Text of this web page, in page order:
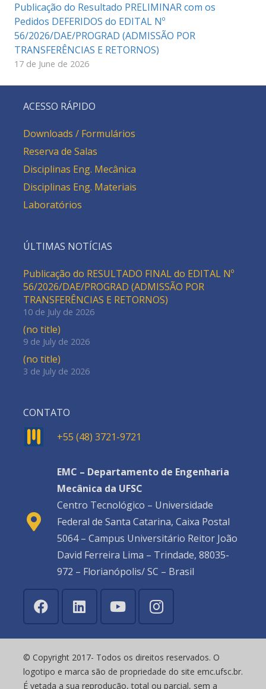
Publicação do Resultado PRELIMINAR com os
Pedidos DEFERIDOS do EDITAL Nº
56/2026/DAE/PROGRAD (ADMISSÃO POR
TRANSFERÊNCIAS E RETORNOS)
17 de June de 2026
ACESSO RÁPIDO
Downloads / Formulários
Reserva de Salas
Disciplinas Eng. Mecânica
Disciplinas Eng. Materiais
Laboratórios
ÚLTIMAS NOTÍCIAS
Publicação do RESULTADO FINAL do EDITAL Nº
56/2026/DAE/PROGRAD (ADMISSÃO POR
TRANSFERÊNCIAS E RETORNOS)
10 de July de 2026
(no title)
9 de July de 2026
(no title)
3 de July de 2026
CONTATO
+55 (48) 3721-9721
EMC – Departamento de Engenharia
Mecânica da UFSC
Centro Tecnológico – Universidade
Federal de Santa Catarina, Caixa Postal
5064 – Campus Universitário Reitor João
David Ferreira Lima – Trindade, 88035-
972 – Florianópolis/ SC – Brasil
© Copyright 2017- Todos os direitos reservados. O
logotipo e marca são de propriedade do site emc.ufsc.br.
É vetada a sua reprodução, total ou parcial, sem a